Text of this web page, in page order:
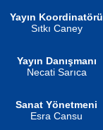
Yayın Koordinatörü
Sıtkı Caney
Yayın Danışmanı
Necati Sarıca
Sanat Yönetmeni
Esra Cansu